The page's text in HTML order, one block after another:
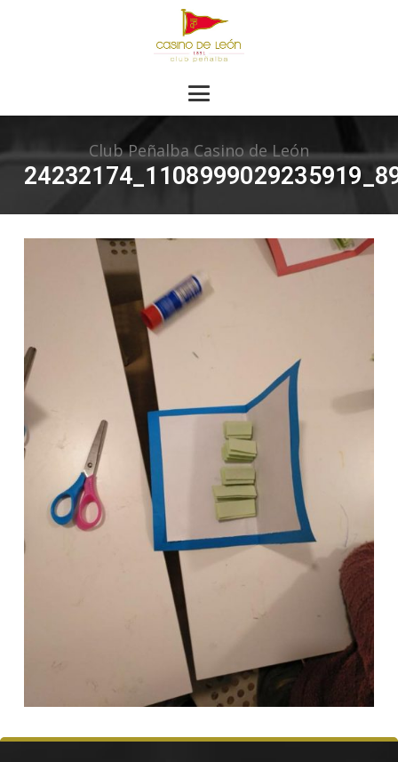
Club Peñalba Casino de León